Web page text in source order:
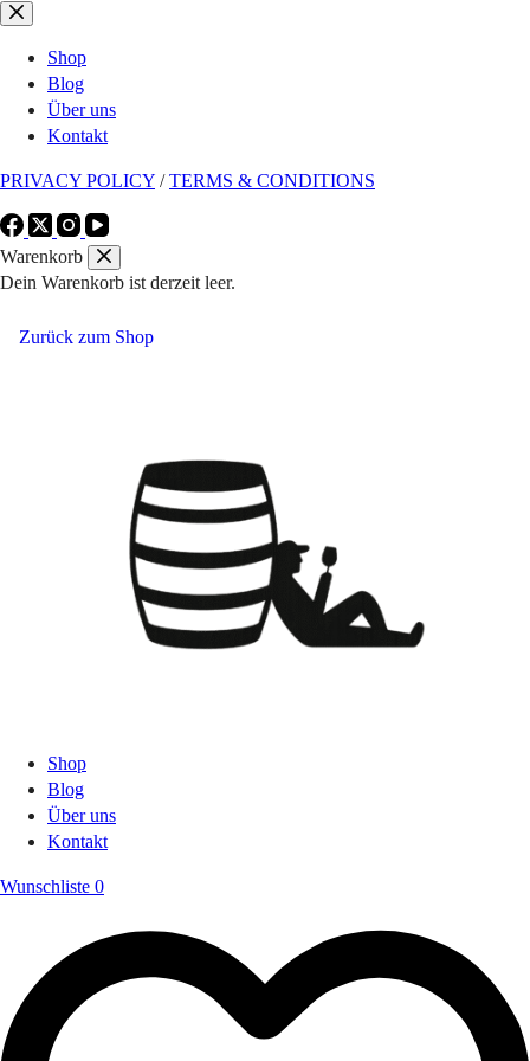
Zum
springenShop
Blog
Über uns
Kontakt
PRIVACY POLICY /TERMS & CONDITIONS
Warenkorb
Dein Warenkorb ist derzeit leer.
Zurück zum Shop
Shop
Blog
Über uns
Kontakt
Wunschliste 0